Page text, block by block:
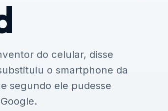
do celular, disse
o smartphone da
segundo ele pudesse